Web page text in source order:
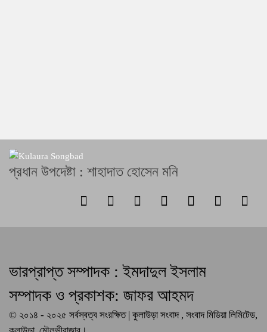
প্রধান উপদেষ্টা : শাহাদাত হোসেন মনি
ভারপ্রাপ্ত সম্পাদক : ইমদাদুল ইসলাম
সম্পাদক ও প্রকাশক: জাফর আহমদ
© ২০১৪ - ২০২৫ সর্বস্বত্ব সংরক্ষিত | কুলাউড়া সংবাদ , সংবাদ মিডিয়া লিমিটেড,